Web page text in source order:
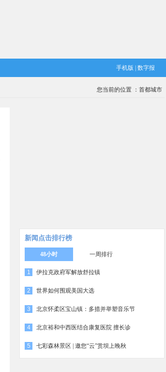
手机版 数字报
您当前的位置 ： 首都城市
新闻点击排行榜
48小时 一周排行
1 伊拉克政府军解放舒拉镇
2 世界如何围观美国大选
3 北京怀柔区宝山镇：多措并举塑音乐节
4 北京裕和中西医结合康复医院 擅长诊
5 七彩森林景区 | 邀您“云”赏坝上晚秋